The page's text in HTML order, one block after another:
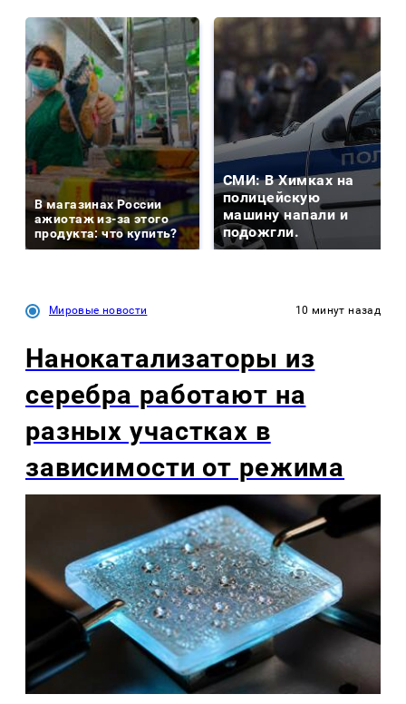
В магазинах России
ажиотаж из-за этого
продукта: что купить?
СМИ: В Химках на
полицейскую
машину напали и
подожгли.
Мировые новости 10 минут назад
Нанокатализаторы из
серебра работают на
разных участках в
зависимости от режима